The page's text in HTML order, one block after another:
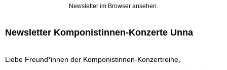
Newsletter im Browser ansehen.
Newsletter Komponistinnen-Konzerte Unna
Liebe Freund*innen der Komponistinnen-Konzertreihe,